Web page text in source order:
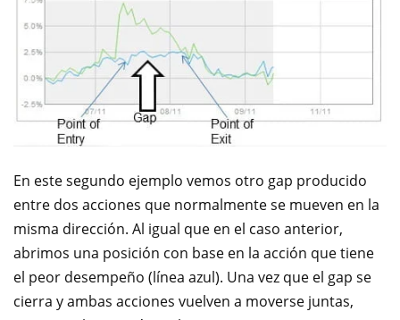
En este segundo ejemplo vemos otro gap producido
entre dos acciones que normalmente se mueven en la
misma dirección. Al igual que en el caso anterior,
abrimos una posición con base en la acción que tiene
el peor desempeño (línea azul). Una vez que el gap se
cierra y ambas acciones vuelven a moverse juntas,